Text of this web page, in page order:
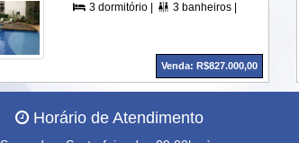
 3 dormitório |  3 banheiros |
Venda: R$827.000,00
Horário de Atendimento